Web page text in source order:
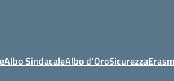
Albo SindacaleAlbo d’OroSicurezza